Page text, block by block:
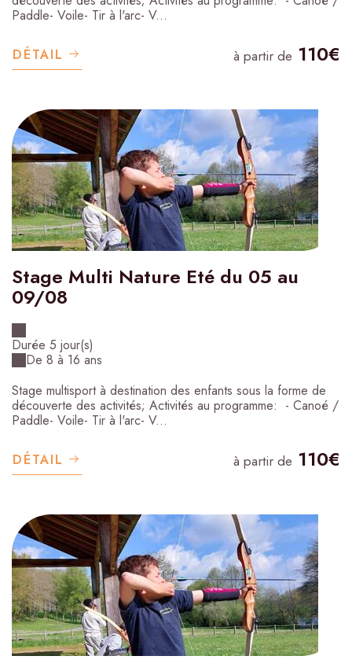
Paddle- Voile- Tir à l'arc- V...
DÉTAIL à partir de 110€
Stage Multi Nature Eté du 05 au
09/08
Durée 5 jour(s)
De 8 à 16 ans
Stage multisport à destination des enfants sous la forme de
découverte des activités; Activités au programme: - Canoé /
Paddle- Voile- Tir à l'arc- V...
DÉTAIL à partir de 110€